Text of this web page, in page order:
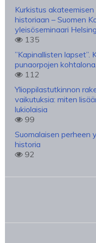
Kurkistus
historiaan – Suomen
yleisöseminaari
135
”Kapinallisten lapset”.
punaorpojen kohtalona.
112
Ylioppilastutkinnon
vaikutuksia: miten
lukiolaisia
99
Suomalaisen perheen
historia
92